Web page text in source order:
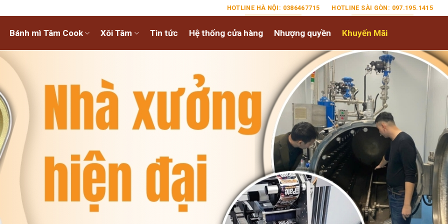
HOTLINE HÀ NỘI: 0386467715 HOTLINE SÀI GÒN: 097.195.1415
Bánh mì Tâm Cook Xôi Tâm Tin tức Hệ thống cửa hàng Nhượng quyền Khuyến Mãi